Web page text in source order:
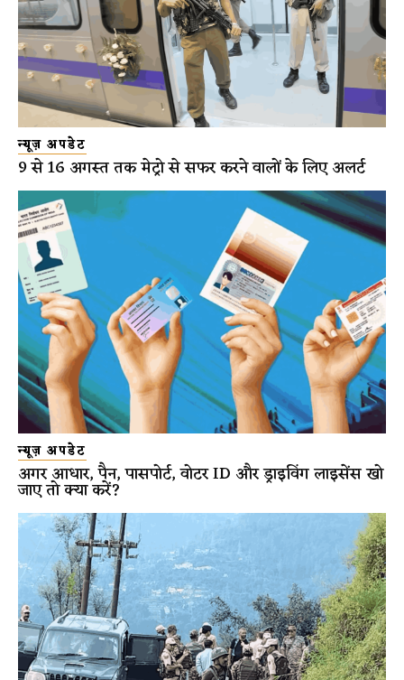
न्यूज़ अपडेट
9 से 16 अगस्त तक मेट्रो से सफर करने वालों के लिए अलर्ट
न्यूज़ अपडेट
अगर आधार, पैन, पासपोर्ट, वोटर ID और ड्राइविंग लाइसेंस खो
जाए तो क्या करें?